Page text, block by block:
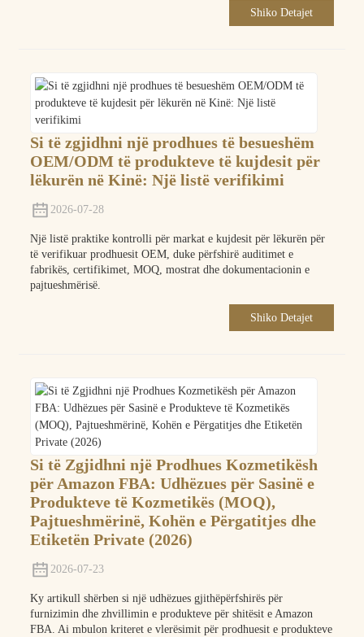
Shiko Detajet
Si të zgjidhni një prodhues të besueshëm
OEM/ODM të produkteve të kujdesit për
lëkurën në Kinë: Një listë verifikimi
2026-07-28
Një listë praktike kontrolli për markat e kujdesit për lëkurën për
të verifikuar prodhuesit OEM, duke përfshirë auditimet e
fabrikës, certifikimet, MOQ, mostrat dhe dokumentacionin e
pajtueshmërisë.
Shiko Detajet
Si të Zgjidhni një Prodhues Kozmetikësh
për Amazon FBA: Udhëzues për Sasinë e
Produkteve të Kozmetikës (MOQ),
Pajtueshmërinë, Kohën e Përgatitjes dhe
Etiketën Private (2026)
2026-07-23
Ky artikull shërben si një udhëzues gjithëpërfshirës për
furnizimin dhe zhvillimin e produkteve për shitësit e Amazon
FBA. Ai mbulon kriteret e vlerësimit për prodhuesit e produkteve